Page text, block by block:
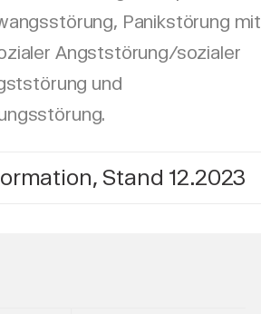
Panikstörung mit
Angststörung/sozialer
und
Stand 12.2023